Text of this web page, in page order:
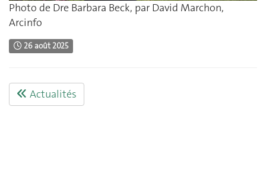
Photo de Dre Barbara Beck, par David Marchon,
Arcinfo
26 août 2025
Actualités